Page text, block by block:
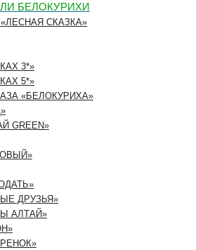
БЕЛОКУРИХИ
СКАЗКА»
3*»
5*»
«БЕЛОКУРИХА»
GREEN»
ДРУЗЬЯ»
АЛТАЙ»